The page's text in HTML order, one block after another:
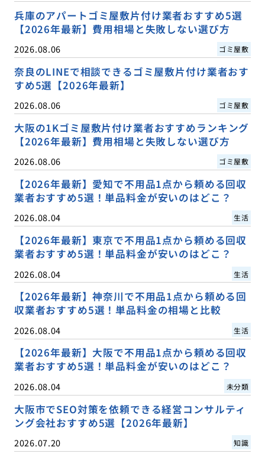
兵庫のアパートゴミ屋敷片付け業者おすすめ5選
【2026年最新】費用相場と失敗しない選び方
2026.08.06 ゴミ屋敷
奈良のLINEで相談できるゴミ屋敷片付け業者おす
すめ5選【2026年最新】
2026.08.06 ゴミ屋敷
大阪の1Kゴミ屋敷片付け業者おすすめランキング
【2026年最新】費用相場と失敗しない選び方
2026.08.06 ゴミ屋敷
【2026年最新】愛知で不用品1点から頼める回収
業者おすすめ5選！単品料金が安いのはどこ？
2026.08.04 生活
【2026年最新】東京で不用品1点から頼める回収
業者おすすめ5選！単品料金が安いのはどこ？
2026.08.04 生活
【2026年最新】神奈川で不用品1点から頼める回
収業者おすすめ5選！単品料金の相場と比較
2026.08.04 生活
【2026年最新】大阪で不用品1点から頼める回収
業者おすすめ5選！単品料金が安いのはどこ？
2026.08.04 未分類
大阪市でSEO対策を依頼できる経営コンサルティ
ング会社おすすめ5選【2026年最新】
2026.07.20 知識